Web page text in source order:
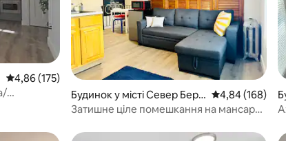
Середня оцінка: 4,86 з 5, відгуки: 175
4,86 (175)
Будинок у місті Север Берг
ен
Середня
4,84 (168)
Затишне ціле помешкання на мансарді,
«МетЛайф»!